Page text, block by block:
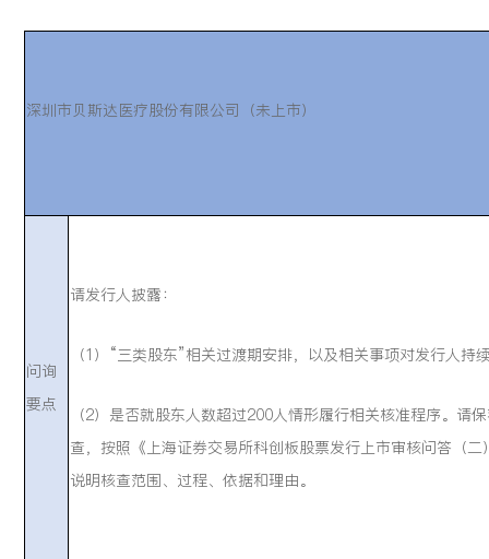
深圳市贝斯达医疗股份有限公司（未上市）
问询
要点
请发行人披露：
（1）“三类股东”相关过渡期安排，以及相关事项对发行人持
（2）是否就股东人数超过200人情形履行相关核准程序。请
查，按照《上海证券交易所科创板股票发行上市审核问答（
说明核查范围、过程、依据和理由。